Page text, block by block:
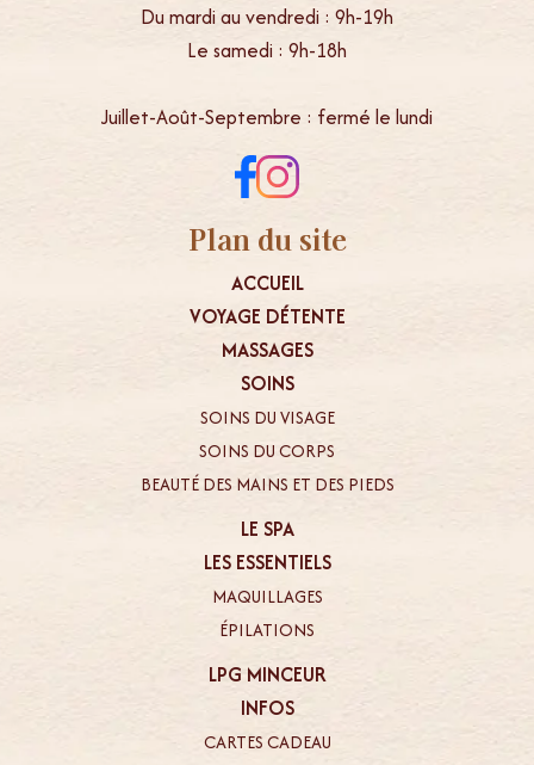
Du mardi au vendredi : 9h-19h
Le samedi : 9h-18h
Juillet-Août-Septembre : fermé le lundi
Plan du site
ACCUEIL
VOYAGE DÉTENTE
MASSAGES
SOINS
SOINS DU VISAGE
SOINS DU CORPS
BEAUTÉ DES MAINS ET DES PIEDS
LE SPA
LES ESSENTIELS
MAQUILLAGES
ÉPILATIONS
LPG MINCEUR
INFOS
CARTES CADEAU